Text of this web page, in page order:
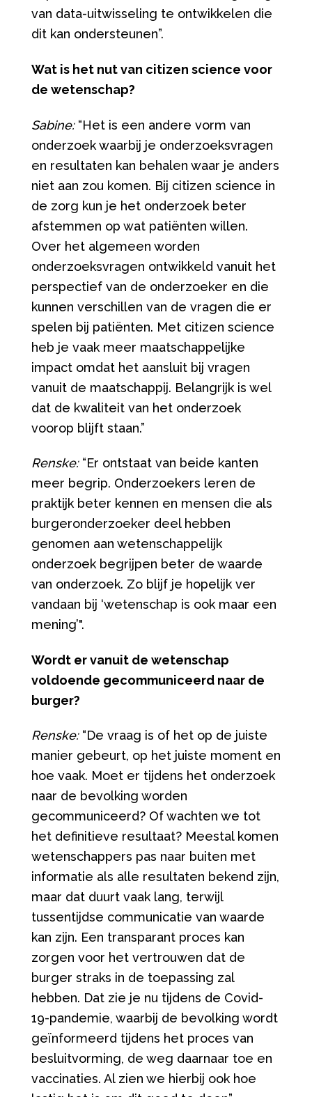
van data-uitwisseling te ontwikkelen die
dit kan ondersteunen”.
Wat is het nut van citizen science voor
de wetenschap?
Sabine:“Het is een andere vorm van
onderzoek waarbij je onderzoeksvragen
en resultaten kan behalen waar je anders
niet aan zou komen. Bij citizen science in
de zorg kun je het onderzoek beter
afstemmen op wat patiënten willen.
Over het algemeen worden
onderzoeksvragen ontwikkeld vanuit het
perspectief van de onderzoeker en die
kunnen verschillen van de vragen die er
spelen bij patiënten. Met citizen science
heb je vaak meer maatschappelijke
impact omdat het aansluit bij vragen
vanuit de maatschappij. Belangrijk is wel
dat de kwaliteit van het onderzoek
voorop blijft staan.”
Renske: “Er ontstaat van beide kanten
meer begrip. Onderzoekers leren de
praktijk beter kennen en mensen die als
burgeronderzoeker deel hebben
genomen aan wetenschappelijk
onderzoek begrijpen beter de waarde
van onderzoek. Zo blijf je hopelijk ver
vandaan bij ‘wetenschap is ook maar een
mening’".
Wordt er vanuit de wetenschap
voldoende gecommuniceerd naar de
burger?
Renske:“De vraag is of het op de juiste
manier gebeurt, op het juiste moment en
hoe vaak. Moet er tijdens het onderzoek
naar de bevolking worden
gecommuniceerd? Of wachten we tot
het definitieve resultaat? Meestal komen
wetenschappers pas naar buiten met
informatie als alle resultaten bekend zijn,
maar dat duurt vaak lang, terwijl
tussentijdse communicatie van waarde
kan zijn. Een transparant proces kan
zorgen voor het vertrouwen dat de
burger straks in de toepassing zal
hebben. Dat zie je nu tijdens de Covid-
19-pandemie, waarbij de bevolking wordt
geïnformeerd tijdens het proces van
besluitvorming, de weg daarnaar toe en
vaccinaties. Al zien we hierbij ook hoe